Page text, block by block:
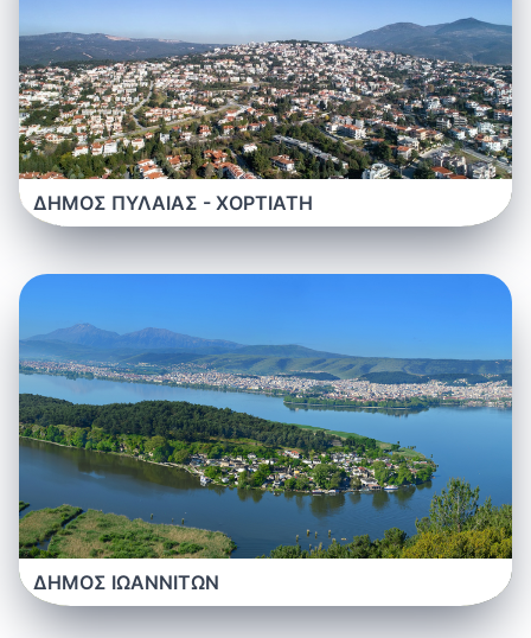
ΔΗΜΟΣ ΠΥΛΑΙΑΣ - ΧΟΡΤΙΑΤΗ
ΔΗΜΟΣ ΙΩΑΝΝΙΤΩΝ